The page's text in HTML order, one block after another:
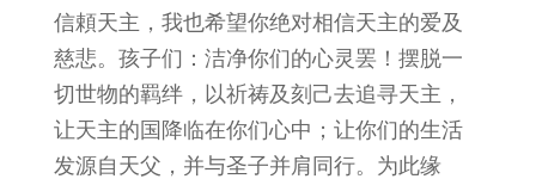
信頼天主，我也希望你绝对相信天主的爱及
慈悲。孩子们：洁净你们的心灵罢！摆脱一
切世物的羁绊，以祈祷及刻己去追寻天主，
让天主的国降临在你们心中；让你们的生活
发源自天父，并与圣子并肩同行。为此缘